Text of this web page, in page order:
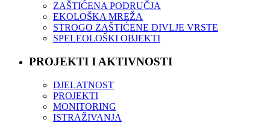
ZAŠTIĆENA PODRUČJA
EKOLOŠKA MREŽA
STROGO ZAŠTIĆENE DIVLJE VRSTE
SPELEOLOŠKI OBJEKTI
PROJEKTI I AKTIVNOSTI
DJELATNOST
PROJEKTI
MONITORING
ISTRAŽIVANJA